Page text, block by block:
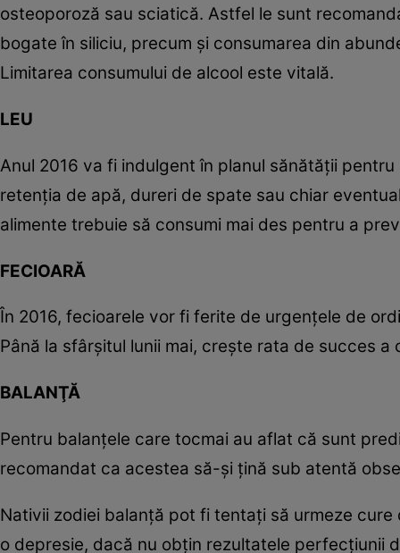
osteoporoză sau sciatică. Astfel le sunt
bogate în siliciu, precum şi consumarea din
Limitarea consumului de alcool este vitală.
LEU
Anul 2016 va fi indulgent în planul sănătăţii
retenţia de apă, dureri de spate sau chiar
alimente trebuie să consumi mai des pentru a
FECIOARĂ
În 2016, fecioarele vor fi ferite de urgenţele de
Până la sfârşitul lunii mai, creşte rata de succes
BALANŢĂ
Pentru balanţele care tocmai au aflat că sunt
recomandat ca acestea să-şi ţină sub atentă
Nativii zodiei balanţă pot fi tentaţi să urmeze
o depresie, dacă nu obţin rezultatele perfecţiunii